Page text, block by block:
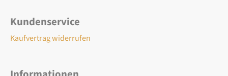
Kundenservice
Kaufvertrag widerrufen